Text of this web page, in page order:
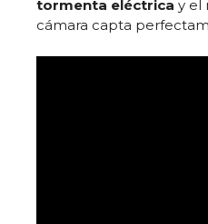
tormenta eléctrica y el
cámara capta